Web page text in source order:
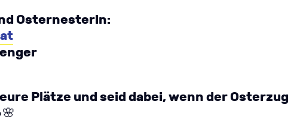
Osternesterln:
Plätze und seid dabei, wenn der Osterzug